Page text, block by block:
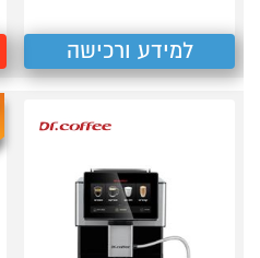
למידע ורכישה